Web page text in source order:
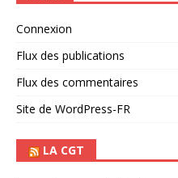
Connexion
Flux des publications
Flux des commentaires
Site de WordPress-FR
LA CGT